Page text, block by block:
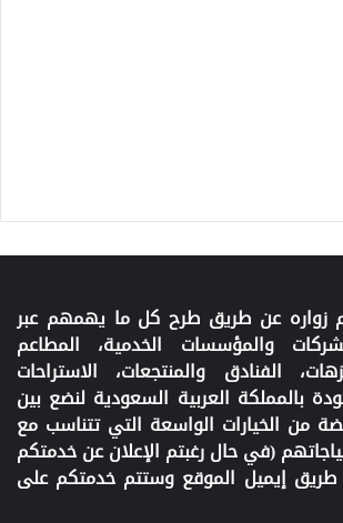
زواره عن طريق طرح كل ما يهمهم عبر
والمؤسسات الخدمية، المطاعم
الفنادق والمنتجعات، الاستراحات
بالمملكة العربية السعودية لنضع بين
من الخيارات الواسعة التي تتناسب مع
(في حال رغبتم الإعلان عن خدمتكم
إيميل الموقع وستتم خدمتكم على